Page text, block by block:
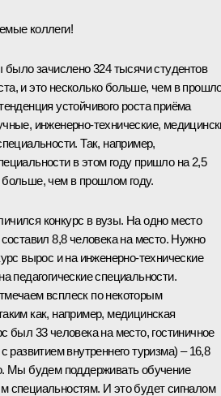
коллеги!
было зачислено 324 тысячи студентов
и это несколько больше, чем в
устойчивого роста приёма
инженерно-технические,
Так, например,
в этом году пришло на 2,5
больше, чем в прошлом году.
конкурс в вузы. На одно место
составил 8,8 человека на место. Нужно
вырос и на инженерно-технические
педагогические специальности.
всплеск по некоторым
как, например, медицинская
был 33 человека на место, гостиничное
развитием внутреннего туризма) – 16,8
Мы будем поддерживать обучение
специальностям. И это будет сигналом